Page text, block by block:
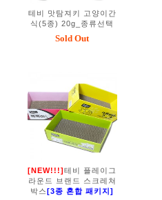
테비 맛탐져키 고양이간
식(5종) 20g_종류선택
Sold Out
[NEW!!!]테비 플레이그
라운드 브랜드 스크레쳐
박스[3종 혼합 패키지]